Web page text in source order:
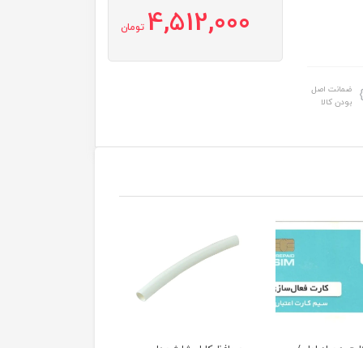
ضمانت اصل
بودن کالا
4,512,000 تومان